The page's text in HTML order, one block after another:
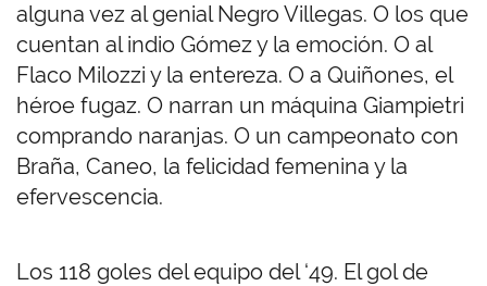
alguna vez al genial Negro Villegas. O los que
cuentan al indio Gómez y la emoción. O al
Flaco Milozzi y la entereza. O a Quiñones, el
héroe fugaz. O narran un máquina Giampietri
comprando naranjas. O un campeonato con
Braña, Caneo, la felicidad femenina y la
efervescencia.
Los 118 goles del equipo del ‘49. El gol de